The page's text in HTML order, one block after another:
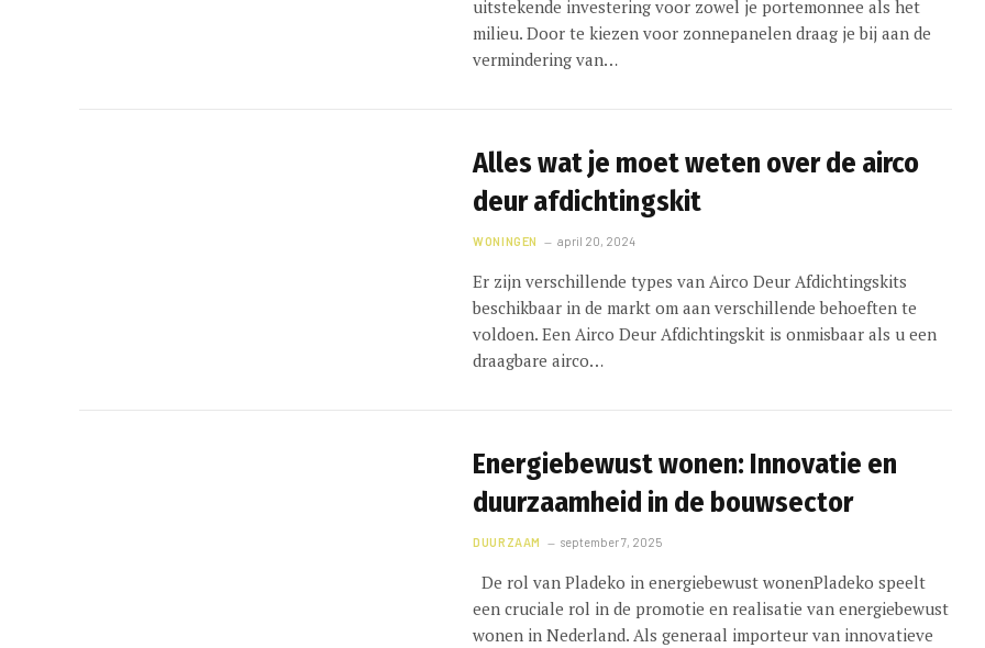
uitstekende investering voor zowel je portemonnee als het
milieu. Door te kiezen voor zonnepanelen draag je bij aan de
vermindering van…
Alles wat je moet weten over de airco
deur afdichtingskit
WONINGEN april 20, 2024
Er zijn verschillende types van Airco Deur Afdichtingskits
beschikbaar in de markt om aan verschillende behoeften te
voldoen. Een Airco Deur Afdichtingskit is onmisbaar als u een
draagbare airco…
Energiebewust wonen: Innovatie en
duurzaamheid in de bouwsector
DUURZAAM september 7, 2025
De rol van Pladeko in energiebewust wonenPladeko speelt
een cruciale rol in de promotie en realisatie van energiebewust
wonen in Nederland. Als generaal importeur van innovatieve